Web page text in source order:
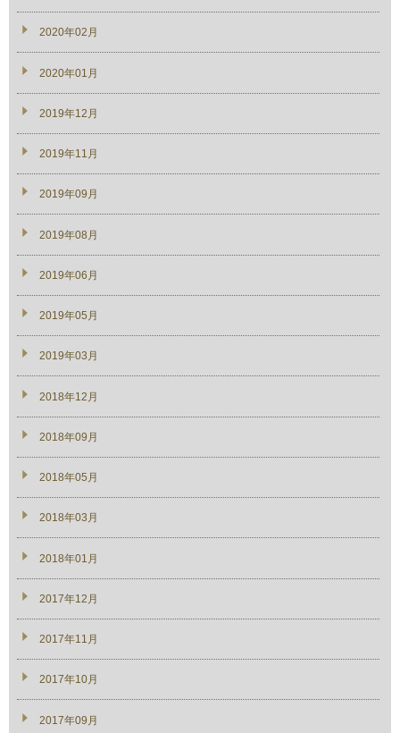
2020年02月
2020年01月
2019年12月
2019年11月
2019年09月
2019年08月
2019年06月
2019年05月
2019年03月
2018年12月
2018年09月
2018年05月
2018年03月
2018年01月
2017年12月
2017年11月
2017年10月
2017年09月